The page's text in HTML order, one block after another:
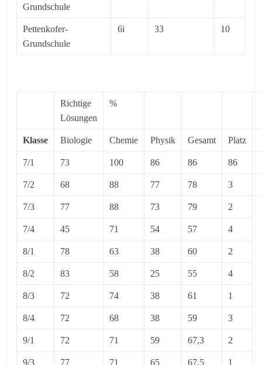
Grundschule
Pettenkofer-
Grundschule
6i 33 10
Richtige
Lösungen
%
Klasse Biologie Chemie Physik Gesamt Platz
7/1 73 100 86 86 86
7/2 68 88 77 78 3
7/3 77 88 73 79 2
7/4 45 71 54 57 4
8/1 78 63 38 60 2
8/2 83 58 25 55 4
8/3 72 74 38 61 1
8/4 72 68 38 59 3
9/1 72 71 59 67,3 2
9/3 77 71 65 67,5 1